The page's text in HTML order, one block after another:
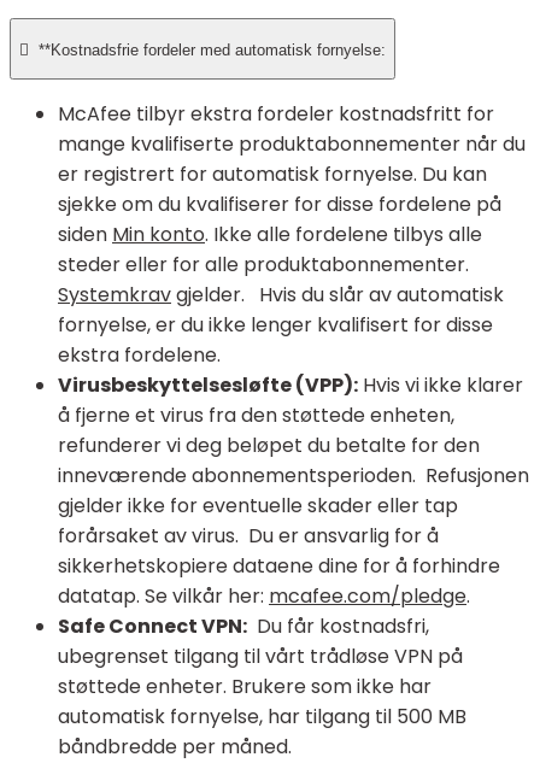
 **Kostnadsfrie fordeler med automatisk fornyelse:
McAfee tilbyr ekstra fordeler kostnadsfritt for
mange kvalifiserte produktabonnementer når du
er registrert for automatisk fornyelse. Du kan
sjekke om du kvalifiserer for disse fordelene på
siden Min konto. Ikke alle fordelene tilbys alle
steder eller for alle produktabonnementer.
Systemkravgjelder. Hvis du slår av automatisk
fornyelse, er du ikke lenger kvalifisert for disse
ekstra fordelene.
Virusbeskyttelsesløfte (VPP): Hvis vi ikke klarer
å fjerne et virus fra den støttede enheten,
refunderer vi deg beløpet du betalte for den
inneværende abonnementsperioden. Refusjonen
gjelder ikke for eventuelle skader eller tap
forårsaket av virus. Du er ansvarlig for å
sikkerhetskopiere dataene dine for å forhindre
datatap. Se vilkår her: mcafee.com/pledge.
Safe Connect VPN: Du får kostnadsfri,
ubegrenset tilgang til vårt trådløse VPN på
støttede enheter. Brukere som ikke har
automatisk fornyelse, har tilgang til 500 MB
båndbredde per måned.